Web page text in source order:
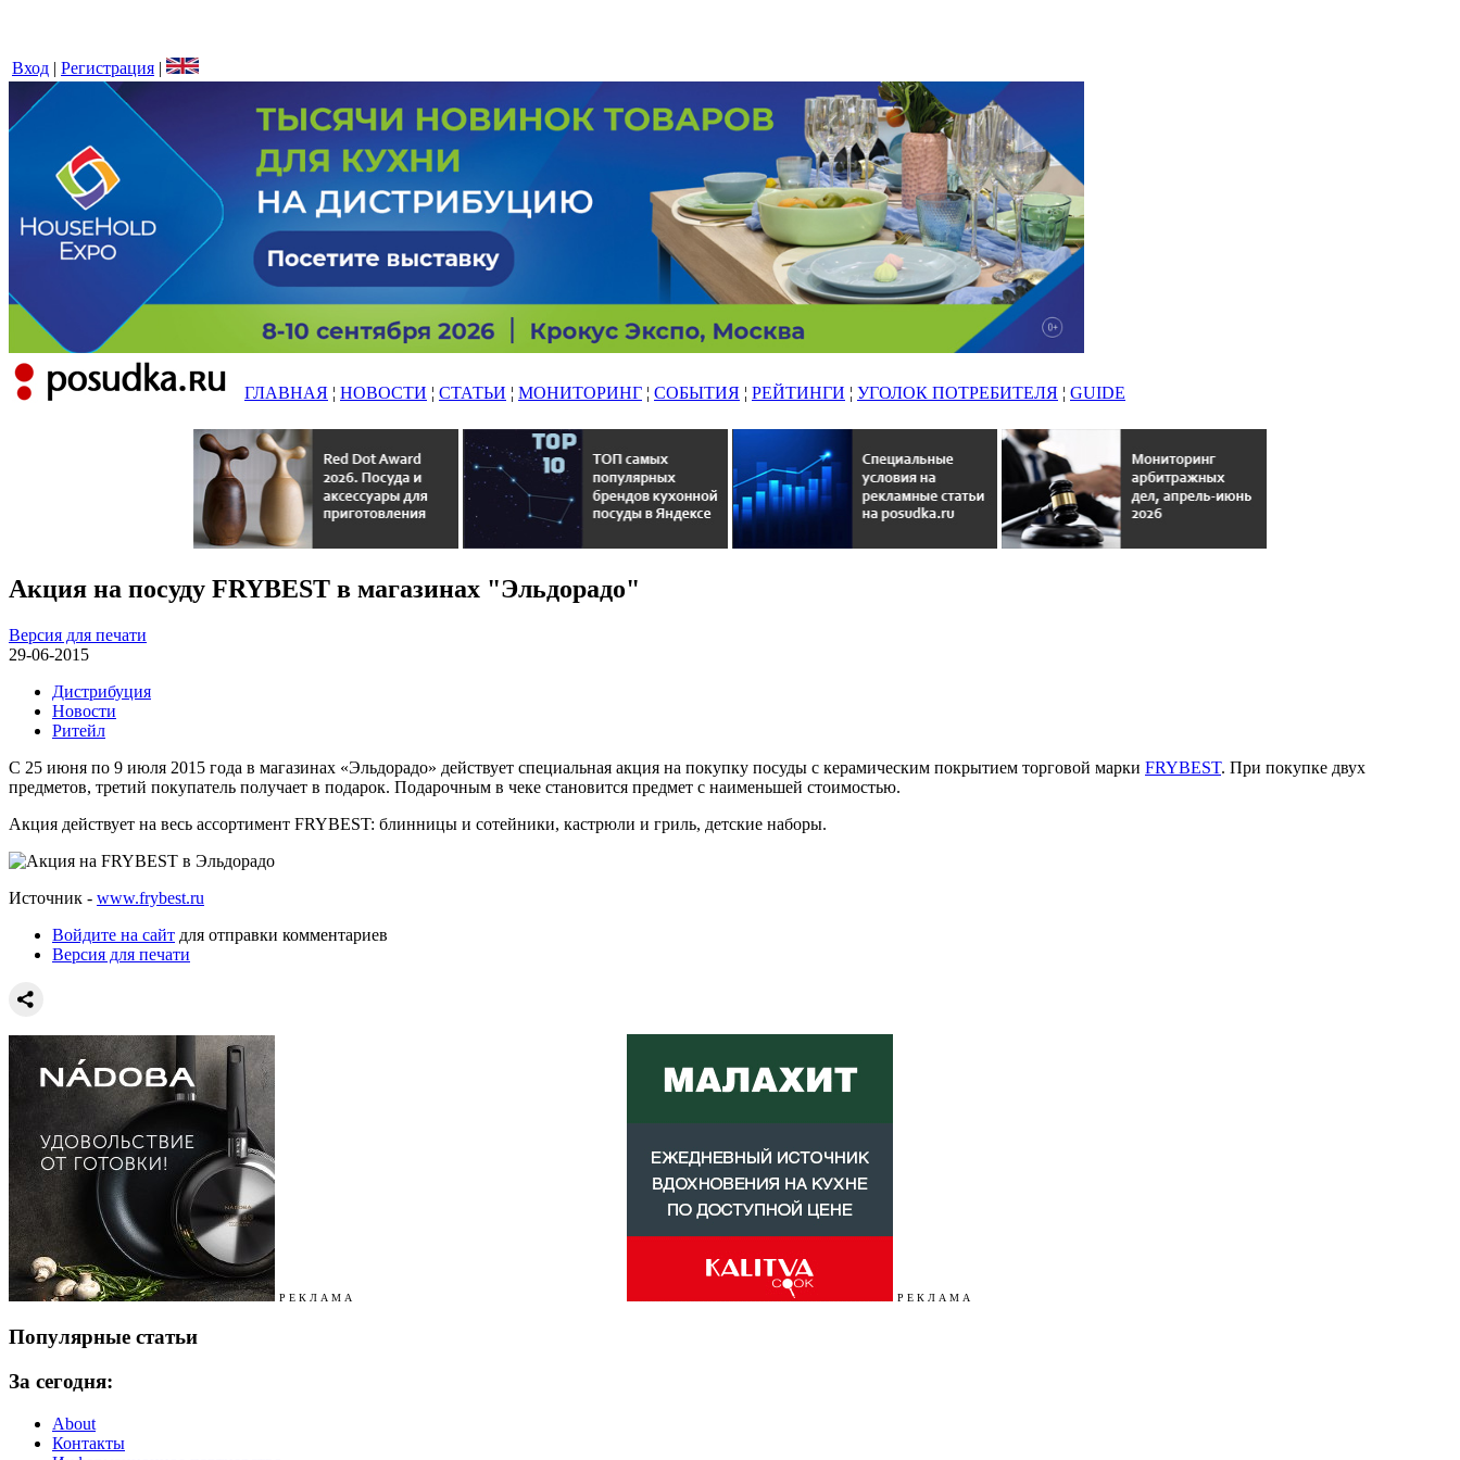
Вход | Регистрация |
ГЛАВНАЯ ¦ НОВОСТИ ¦ СТАТЬИ ¦ МОНИТОРИНГ ¦ СОБЫТИЯ ¦ РЕЙТИНГИ ¦ УГОЛОК ПОТРЕБИТЕЛЯ ¦ GUIDE
Акция на посуду FRYBEST в магазинах "Эльдорадо"
Версия для печати
29-06-2015
Дистрибуция
Новости
Ритейл
С 25 июня по 9 июля 2015 года в магазинах «Эльдорадо» действует специальная акция на покупку посуды с керамическим покрытием торговой марки FRYBEST. При покупке двух
предметов, третий покупатель получает в подарок. Подарочным в чеке становится предмет с наименьшей стоимостью.
Акция действует на весь ассортимент FRYBEST: блинницы и сотейники, кастрюли и гриль, детские наборы.
Источник - www.frybest.ru
Войдите на сайт для отправки комментариев
Версия для печати
Р Е К Л А М А Р Е К Л А М А
Популярные статьи
За сегодня:
About
Контакты